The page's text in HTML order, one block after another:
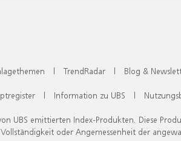
| TrendRadar | Blog &
| Information zu UBS |
UBS emittierten Index-Produkten. Diese
oder Angemessenheit der